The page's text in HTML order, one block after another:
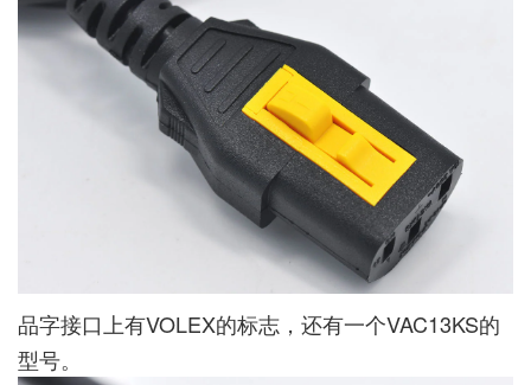
品字接口上有VOLEX的标志，还有一个VAC13KS的
型号。